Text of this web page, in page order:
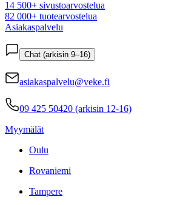
14 500+ sivustoarvostelua
82 000+ tuotearvostelua
Asiakaspalvelu
Chat (arkisin 9–16)
asiakaspalvelu@veke.fi
09 425 50420 (arkisin 12-16)
Myymälät
Oulu
Rovaniemi
Tampere